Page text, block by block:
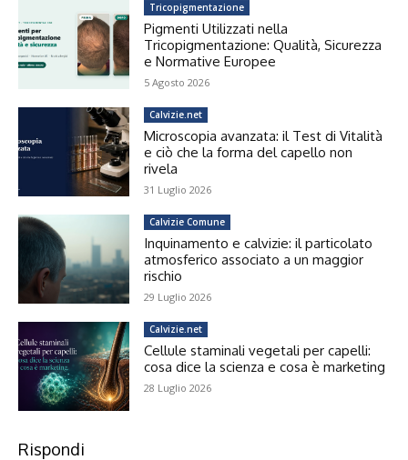
Tricopigmentazione
Pigmenti Utilizzati nella
Tricopigmentazione: Qualità, Sicurezza
e Normative Europee
5 Agosto 2026
Calvizie.net
Microscopia avanzata: il Test di Vitalità
e ciò che la forma del capello non
rivela
31 Luglio 2026
Calvizie Comune
Inquinamento e calvizie: il particolato
atmosferico associato a un maggior
rischio
29 Luglio 2026
Calvizie.net
Cellule staminali vegetali per capelli:
cosa dice la scienza e cosa è marketing
28 Luglio 2026
Rispondi